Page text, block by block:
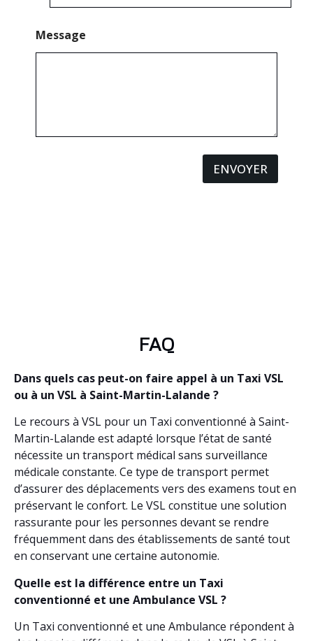
Message
ENVOYER
FAQ
Dans quels cas peut-on faire appel à un Taxi VSL
ou à un VSL à Saint-Martin-Lalande ?
Le recours à VSL pour un Taxi conventionné à Saint-
Martin-Lalande est adapté lorsque l’état de santé
nécessite un transport médical sans surveillance
médicale constante. Ce type de transport permet
d’assurer des déplacements vers des examens tout en
préservant le confort. Le VSL constitue une solution
rassurante pour les personnes devant se rendre
fréquemment dans des établissements de santé tout
en conservant une certaine autonomie.
Quelle est la différence entre un Taxi
conventionné et une Ambulance VSL ?
Un Taxi conventionné et une Ambulance répondent à